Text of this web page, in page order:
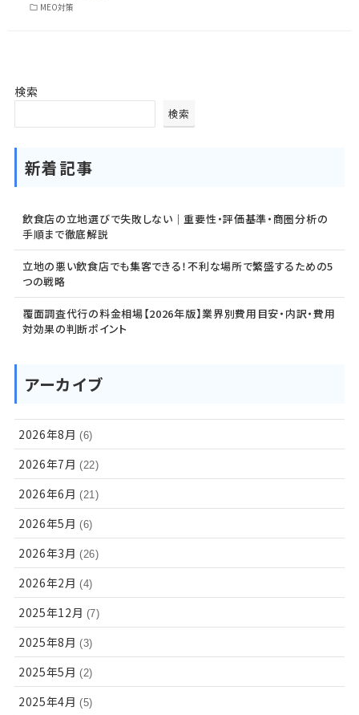
MEO対策
検索
検索
新着記事
飲食店の立地選びで失敗しない｜重要性・評価基準・商圏分析の
手順まで徹底解説
立地の悪い飲食店でも集客できる！不利な場所で繁盛するための5
つの戦略
覆面調査代行の料金相場【2026年版】業界別費用目安・内訳・費用
対効果の判断ポイント
アーカイブ
2026年8月 (6)
2026年7月 (22)
2026年6月 (21)
2026年5月 (6)
2026年3月 (26)
2026年2月 (4)
2025年12月 (7)
2025年8月 (3)
2025年5月 (2)
2025年4月 (5)